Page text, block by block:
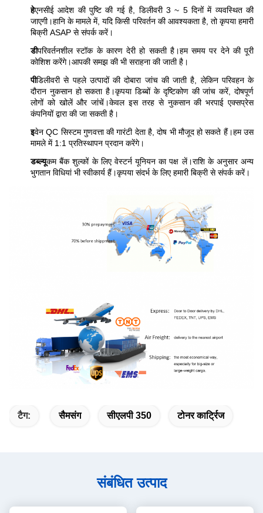
हेएनसीई आदेश की पुष्टि की गई है, डिलीवरी 3 ~ 5 दिनों में व्यवस्थित की
जाएगी।हानि के मामले में, यदि किसी परिवर्तन की आवश्यकता है, तो कृपया हमारी
बिक्री ASAP से संपर्क करें।
डीपरिवर्तनशील स्टॉक के कारण देरी हो सकती है।हम समय पर देने की पूरी
कोशिश करेंगे।आपकी समझ की भी सराहना की जाती है।
पीडिलीवरी से पहले उत्पादों की दोबारा जांच की जाती है, लेकिन परिवहन के
दौरान नुकसान हो सकता है।कृपया डिब्बों के दृष्टिकोण की जांच करें, दोषपूर्ण
लोगों को खोलें और जांचें।केवल इस तरह से नुकसान की भरपाई एक्सप्रेस
कंपनियों द्वारा की जा सकती है।
इवेन QC सिस्टम गुणवत्ता की गारंटी देता है, दोष भी मौजूद हो सकते हैं।हम उस
मामले में 1:1 प्रतिस्थापन प्रदान करेंगे।
डब्ल्यूकम बैंक शुल्कों के लिए वेस्टर्न यूनियन का पक्ष लें।राशि के अनुसार अन्य
भुगतान विधियां भी स्वीकार्य हैं।कृपया संदर्भ के लिए हमारी बिक्री से संपर्क करें।
टैग: सैमसंग सीएलपी 350 टोनर कार्ट्रिज
संबंधित उत्पाद